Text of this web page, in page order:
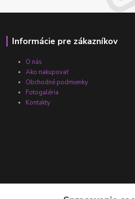
Informácie pre zákazníkov
O nás
Ako nakupovať
Obchodné podmienky
Fotogaléria
Kontakty